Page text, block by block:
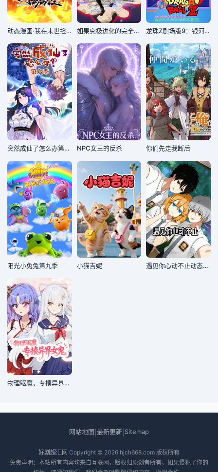
动态漫画·我在末世捡属性 如果究极进化的完全沉浸RPG比现实更可恶的话 2021 龙珠Z剧场版9：银河面临危机!! 身手不凡的高手!!
突然成仙了怎么办第六季 NPC女王的反杀 你们先走我断后
阳光小兔兔第九季 小猫吉妮 遇见你心动不止动态漫画
物理驱魔，专揍异界女鬼动态漫画
网站地图 最新更新 Sitemap
好剧超汇网 Copyright © 2026 hjch668.com 版权所有
免责声明：本站所有内容均来自互联网，版权归原创者所有，如果侵犯了你的